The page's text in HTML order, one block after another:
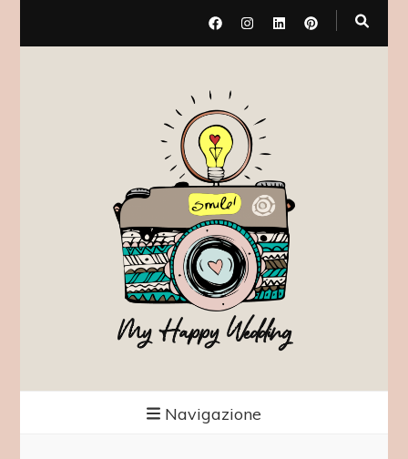
My Happy Wedding
Navigazione